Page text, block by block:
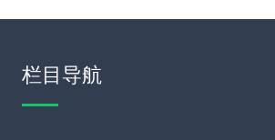
栏目导航